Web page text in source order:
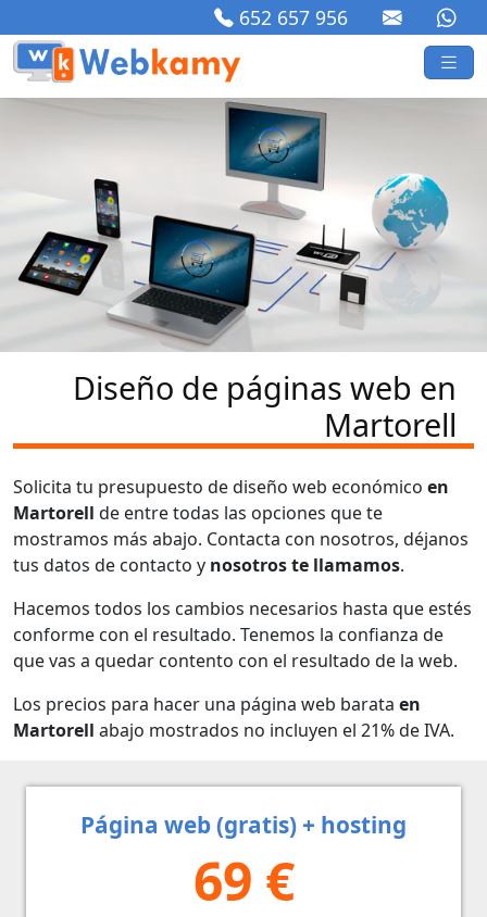
652 657 956
Diseño de páginas web en
Martorell
Solicita tu presupuesto de diseño web económico en
Martorell de entre todas las opciones que te
mostramos más abajo. Contacta con nosotros, déjanos
tus datos de contacto y nosotros te llamamos.
Hacemos todos los cambios necesarios hasta que estés
conforme con el resultado. Tenemos la confianza de
que vas a quedar contento con el resultado de la web.
Los precios para hacer una página web barata en
Martorell abajo mostrados no incluyen el 21% de IVA.
Página web (gratis) + hosting
69 €